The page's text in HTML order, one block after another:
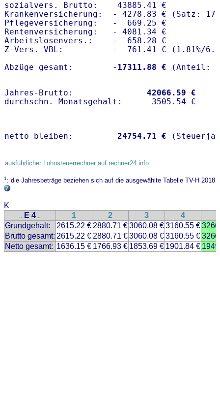
sozialvers. Brutto:    43885.41 €
Krankenversicherung:  - 4278.83 € (Satz:
Pflegeversicherung:   -  669.25 €
Rentenversicherung:   - 4081.34 €
Arbeitslosenvers.:    -  658.28 €
Z-Vers. VBL:          -  761.41 € ( 1.81%/
Abzüge gesamt:        - 17311.88 €
Jahres-Brutto: 42066.59 €
netto bleiben: 24754.71 €
ausführlicher Lohnsteuerrechner auf rechner24.info
1: die Jahresbeträge beziehen sich auf die ausgewählte Tabelle TV-H 2018
K
.. E 4 .. 1 2 3 4
Grundgehalt:
2615.22 € 2880.71 €3060.08 €3160.55 €
Brutto gesamt: 2615.22 € 2880.71 €3060.08 €3160.55 €
Netto gesamt: 1636.15 € 1766.93 € 1853.69 € 1901.84 €